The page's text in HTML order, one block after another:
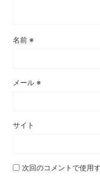
名前 ※
メール ※
サイト
次回のコメントで使用